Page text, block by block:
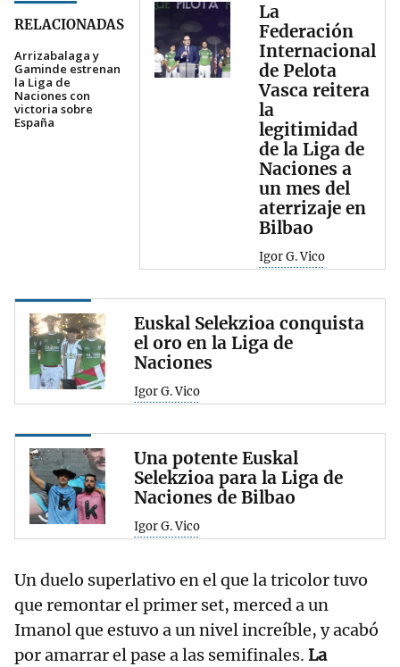
RELACIONADAS
Arrizabalaga y
Gaminde estrenan
la Liga de
Naciones con
victoria sobre
España
La
Federación
Internacional
de Pelota
Vasca reitera
la
legitimidad
de la Liga de
Naciones a
un mes del
aterrizaje en
Bilbao
Igor G. Vico
Euskal Selekzioa conquista
el oro en la Liga de
Naciones
Igor G. Vico
Una potente Euskal
Selekzioa para la Liga de
Naciones de Bilbao
Igor G. Vico
Un duelo superlativo en el que la tricolor tuvo
que remontar el primer set, merced a un
Imanol que estuvo a un nivel increíble, y acabó
por amarrar el pase a las semifinales. La